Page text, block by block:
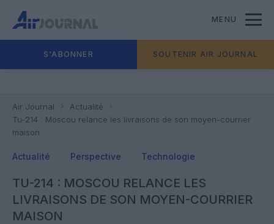
MENU
S'ABONNER SOUTENIR AIR JOURNAL
Air Journal
Actualité
Tu-214 : Moscou relance les livraisons de son moyen-courrier
maison
Actualité Perspective Technologie
TU-214 : MOSCOU RELANCE LES
LIVRAISONS DE SON MOYEN-COURRIER
MAISON